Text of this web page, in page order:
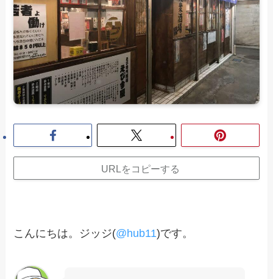
URLをコピーする
こんにちは。ジッジ(@hub11)です。